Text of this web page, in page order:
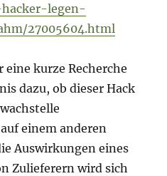
legen-
27005604.html
eine kurze Recherche
dazu, ob dieser Hack
einem anderen
Auswirkungen eines
Zulieferern wird sich